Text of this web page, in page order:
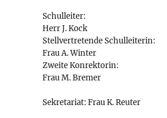
Schulleiter:
Herr J. Kock
Stellvertretende Schulleiterin:
Frau A. Winter
Zweite Konrektorin:
Frau M. Bremer
Sekretariat: Frau K. Reuter